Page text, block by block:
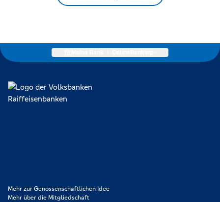
Mehr zur Genossenschaftlichen Idee
Mehr über die Mitgliedschaft